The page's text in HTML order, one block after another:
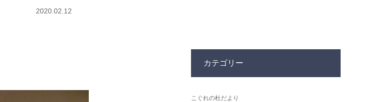
2020.02.12
カテゴリー
こぐれの杜だより